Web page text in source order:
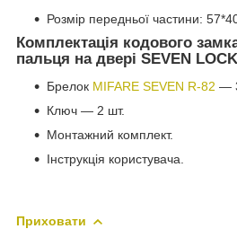
Розмір передньої частини:
Комплектація кодового
пальця на двері SEVEN
Брелок MIFARE SEVEN R-82 —
Ключ — 2 шт.
Монтажний комплект.
Інструкція користувача.
Приховати